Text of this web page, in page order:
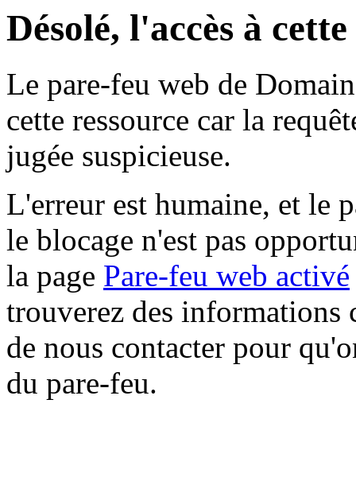
Désolé, l'accès à
Le pare-feu web de
cette ressource car la
jugée suspicieuse.
L'erreur est humaine, et le
le blocage n'est pas
la page Pare-feu web activé
trouverez des informations
de nous contacter pour
du pare-feu.